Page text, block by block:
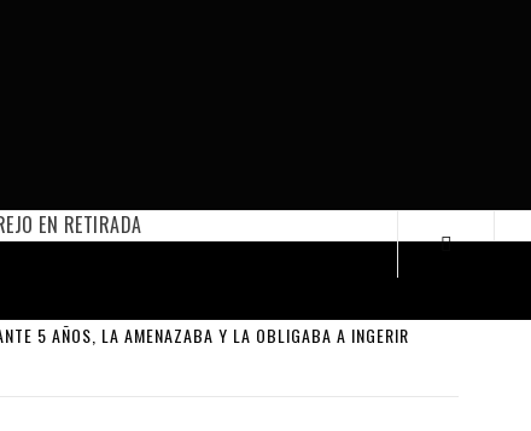
EN RETIRADA
5 AÑOS, LA AMENAZABA Y LA OBLIGABA A INGERIR